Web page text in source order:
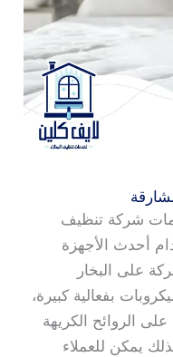
شركة تنظيف
أحدث الأجهزة
على البخار
بفعالية كبيرة،
الروائح الكريهة
يمكن للعملاء